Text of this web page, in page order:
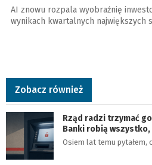
AI znowu rozpala wyobraźnię
wynikach kwartalnych największych
Zobacz również
Rząd radzi trzymać
Banki robią wszystko,
Osiem lat temu pytałem,